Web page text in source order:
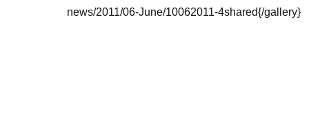
news/2011/06-June/10062011-4shared{/gallery}